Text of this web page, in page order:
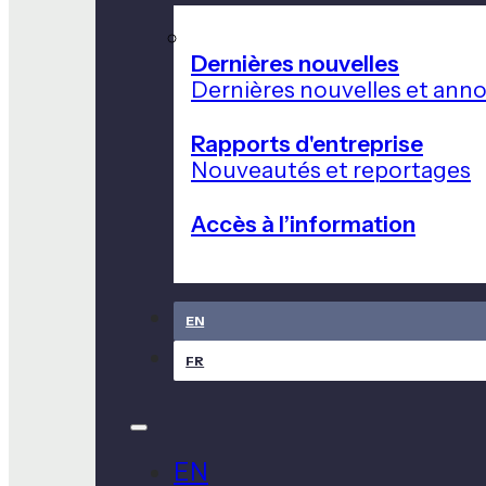
Dernières nouvelles
Dernières nouvelles et
Rapports d'entreprise
Nouveautés et reportages
Accès à l’information
EN
FR
EN